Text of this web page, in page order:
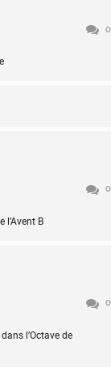
0
0
B
0
l’Octave de